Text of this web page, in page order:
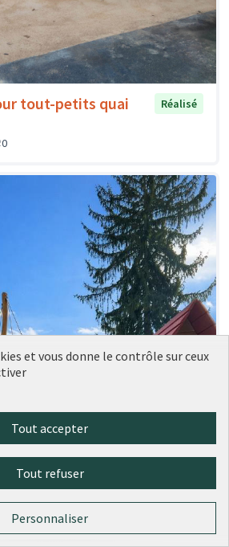
tout-petits quai
Réalisé
0
et vous donne le contrôle sur ceux
Tout accepter
Tout refuser
Personnaliser